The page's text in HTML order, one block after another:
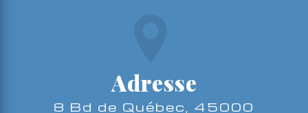
Adresse
8 Bd de Québec, 45000